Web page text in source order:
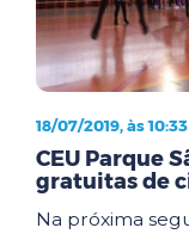
18/07/2019, às 10:33
CEU Parque
gratuitas de
Na próxima